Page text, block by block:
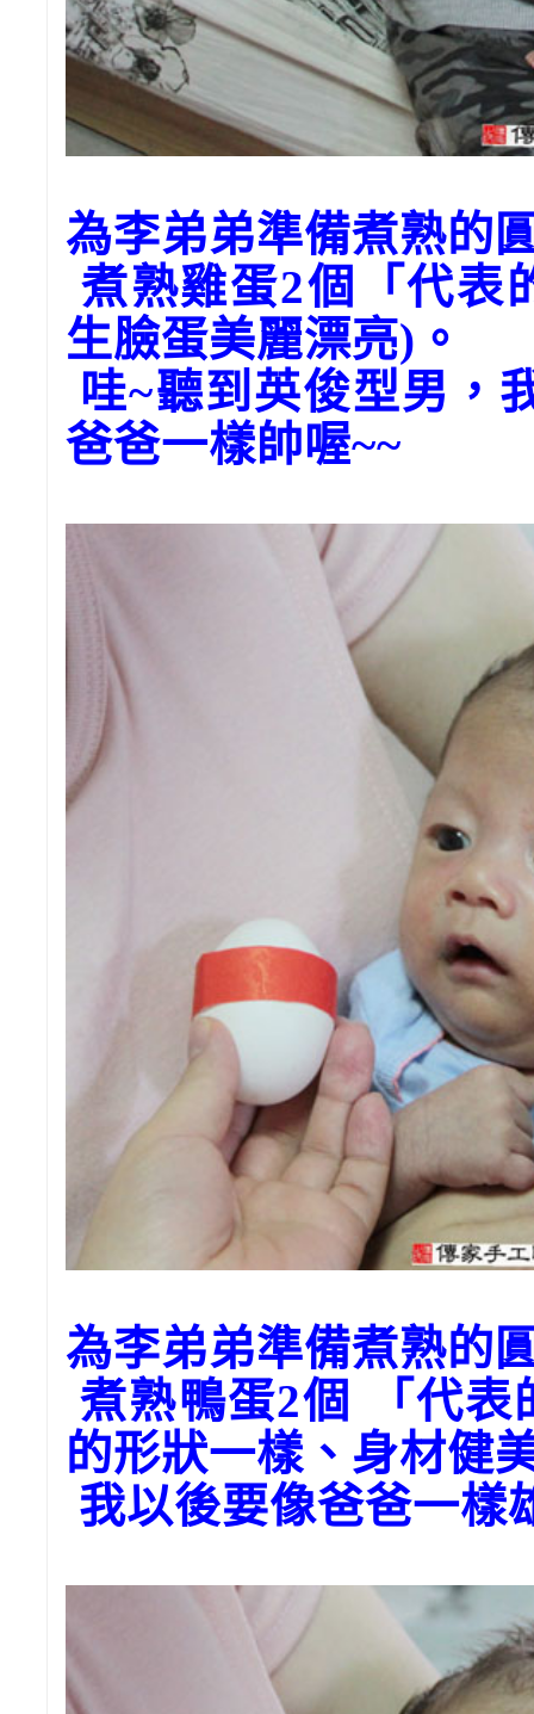
為李弟弟準備煮熟的
煮熟雞蛋2個「代表
生臉蛋美麗漂亮)。
哇~聽到英俊型男，
爸爸一樣帥喔~~
為李弟弟準備煮熟的
煮熟鴨蛋2個 「代表
的形狀一樣、身材健
我以後要像爸爸一樣